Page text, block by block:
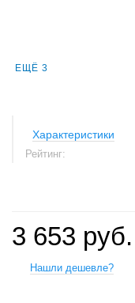
ЕЩЁ 3
Характеристики
Рейтинг:
3 653 руб.
Нашли дешевле?